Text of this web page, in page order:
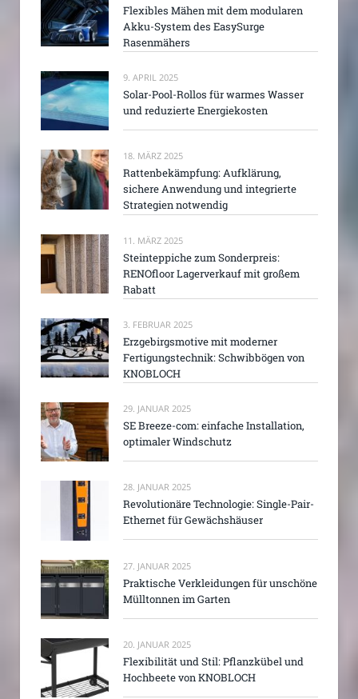
Flexibles Mähen mit dem modularen
Akku-System des EasySurge
Rasenmähers
9. APRIL 2025
Solar-Pool-Rollos für warmes Wasser
und reduzierte Energiekosten
18. MÄRZ 2025
Rattenbekämpfung: Aufklärung,
sichere Anwendung und integrierte
Strategien notwendig
11. MÄRZ 2025
Steinteppiche zum Sonderpreis:
RENOfloor Lagerverkauf mit großem
Rabatt
3. FEBRUAR 2025
Erzgebirgsmotive mit moderner
Fertigungstechnik: Schwibbögen von
KNOBLOCH
29. JANUAR 2025
SE Breeze-com: einfache Installation,
optimaler Windschutz
28. JANUAR 2025
Revolutionäre Technologie: Single-Pair-
Ethernet für Gewächshäuser
27. JANUAR 2025
Praktische Verkleidungen für unschöne
Mülltonnen im Garten
20. JANUAR 2025
Flexibilität und Stil: Pflanzkübel und
Hochbeete von KNOBLOCH